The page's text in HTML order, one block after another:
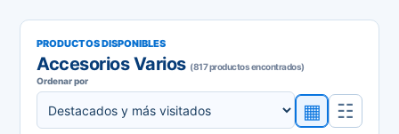
PRODUCTOS DISPONIBLES
Accesorios Varios (817 productos encontrados)
Ordenar por
▦ ☷